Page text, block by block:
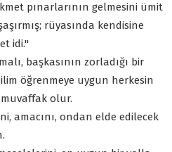
pınarlarının gelmesini ümit
rüyasında kendisine
idi."
başkasının zorladığı bir
öğrenmeye uygun herkesin
olur.
amacını, ondan elde edilecek